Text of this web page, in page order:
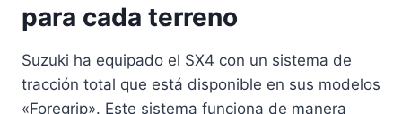
para cada terreno
Suzuki ha equipado el SX4 con un sistema de
tracción total que está disponible en sus modelos
«Foregrip». Este sistema funciona de manera